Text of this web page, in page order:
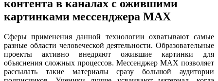
контента в каналах с ожившими
картинками мессенджера MAX
Сферы применения данной технологии охватывают самые
разные области человеческой деятельности. Образовательные
проекты активно внедряют ожившие картинки для
объяснения сложных процессов. Мессенджер MAX позволяет
рассылать такие материалы сразу большой аудитории